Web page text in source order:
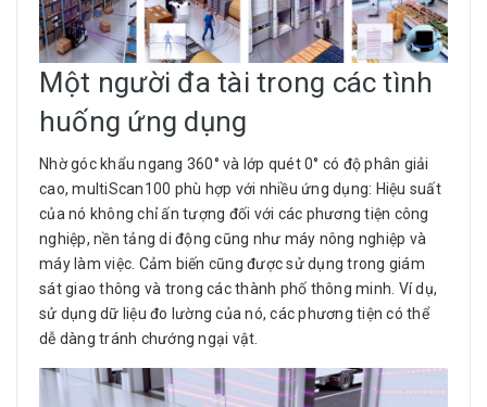
Một người đa tài trong các tình
huống ứng dụng
Nhờ góc khẩu ngang 360° và lớp quét 0° có độ phân giải
cao, multiScan100 phù hợp với nhiều ứng dụng: Hiệu suất
của nó không chỉ ấn tượng đối với các phương tiện công
nghiệp, nền tảng di động cũng như máy nông nghiệp và
máy làm việc. Cảm biến cũng được sử dụng trong giám
sát giao thông và trong các thành phố thông minh. Ví dụ,
sử dụng dữ liệu đo lường của nó, các phương tiện có thể
dễ dàng tránh chướng ngại vật.